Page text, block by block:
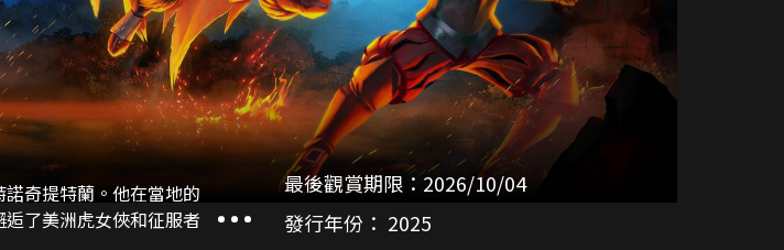
奇提特蘭。他在當地的
了美洲虎女俠和征服者
最後觀賞期限：2026/10/04
發行年份： 2025